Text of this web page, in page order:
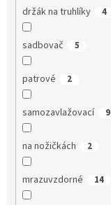
držák na truhlíky 4
sadbovač 5
patrové 2
samozavlažovací 9
na nožičkách 2
mrazuvzdorné 14